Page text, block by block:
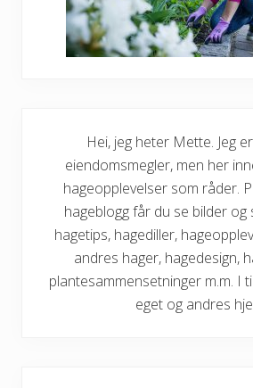
C
m
p
p
s
s
i
h
y
t
t
e
h
a
g
e
Hei, jeg heter Mette. Jeg
eiendomsmegler, men her
hageopplevelser som råder.
hageblogg får du se bilder og
hagetips, hagediller,
andres hager, hagedesign,
plantesammensetninger m.m. I
eget og andres